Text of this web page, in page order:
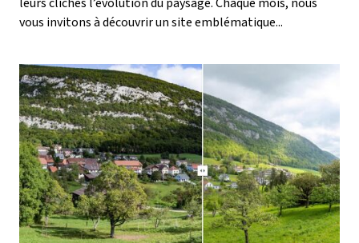
vous invitons à découvrir un site emblématique...